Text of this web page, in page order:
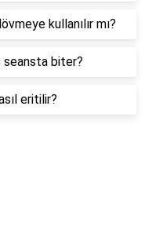
kullanılır mı?
seansta biter?
eritilir?